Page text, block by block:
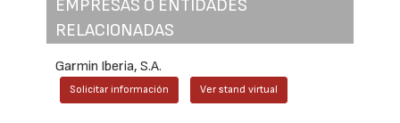
EMPRESAS O ENTIDADES
RELACIONADAS
Garmin Iberia, S.A.
Solicitar información Ver stand virtual